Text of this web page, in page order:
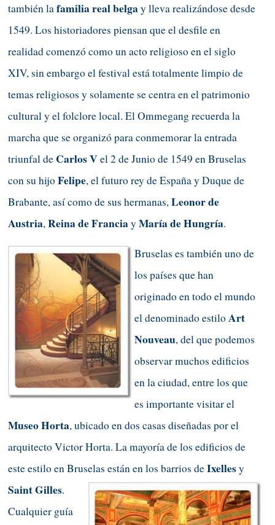
también lafamilia real belgay lleva realizándose desde
1549. Los historiadores piensan que el desfile en
realidad comenzó como un acto religioso en el siglo
XIV, sin embargo el festival está totalmente limpio de
temas religiosos y solamente se centra en el patrimonio
cultural y el folclore local. El Ommegang recuerda la
marcha que se organizó para conmemorar la entrada
triunfal de Carlos Vel 2 de Junio de 1549 en Bruselas
con su hijoFelipe, el futuro rey de España y Duque de
Brabante, así como de sus hermanas,Leonor de
Austria,Reina de Franciay María de Hungría.
Bruselas es también uno de
los países que han
originado en todo el mundo
el denominado estiloArt
Nouveau, del que podemos
observar muchos edificios
en la ciudad, entre los que
es importante visitar el
Museo Horta, ubicado en dos casas diseñadas por el
arquitecto Victor Horta. La mayoría de los edificios de
este estilo en Bruselas están en los barrios deIxellesy
SaintGilles.
Cualquier guía